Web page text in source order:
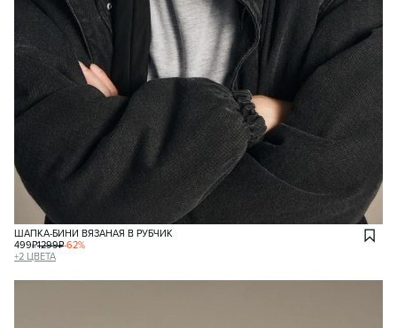
ШАПКА-БИНИ ВЯЗАНАЯ В РУБЧИК
499₽1299₽-62%
+2 ЦВЕТА